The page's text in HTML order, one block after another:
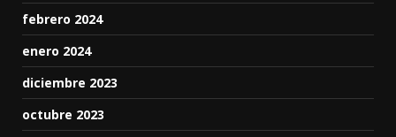
febrero 2024
enero 2024
diciembre 2023
octubre 2023